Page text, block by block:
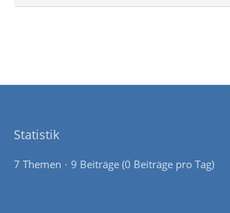
Statistik
7 Themen 9 Beiträge (0 Beiträge pro Tag)